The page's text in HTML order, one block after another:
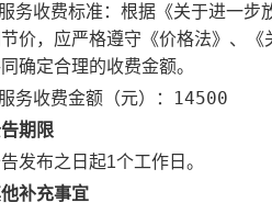
务收费标准： 根据《关于进一
价，应严格遵守《价格法》、
确定合理的收费金额。
务收费金额（元）： 14500
期限
发布之日起1个工作日。
补充事宜